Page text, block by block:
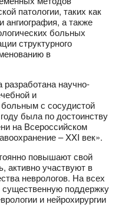
патологии, таких как
ангиография, а также
больных
структурного
в
научно-
и
с сосудистой
была по достоинству
на Всероссийском
–XXI век».
повышают свой
активно участвуют в
неврологов. На всех
существенную поддержку
и нейрохирургии